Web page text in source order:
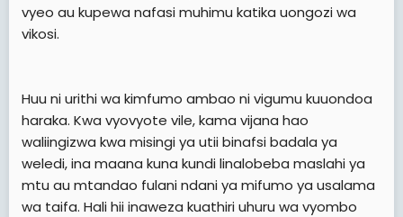
vyeo au kupewa nafasi muhimu katika uongozi wa
vikosi.
Huu ni urithi wa kimfumo ambao ni vigumu kuuondoa
haraka. Kwa vyovyote vile, kama vijana hao
waliingizwa kwa misingi ya utii binafsi badala ya
weledi, ina maana kuna kundi linalobeba maslahi ya
mtu au mtandao fulani ndani ya mifumo ya usalama
wa taifa. Hali hii inaweza kuathiri uhuru wa vyombo